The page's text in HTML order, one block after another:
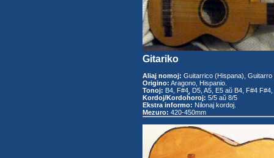
Gitariko
Aliaj nomoj: Guitarrico (Hispana), Guitarro
Origino: Aragono, Hispanio.
Tonoj: B4, F#4, D5, A5, E5 aŭ B4, F#4
Kordoj/Kordoĥoroj: 5/5 aŭ 8/5
Ekstra informo: Nilonaj kordoj.
Mezuro: 420-450mm